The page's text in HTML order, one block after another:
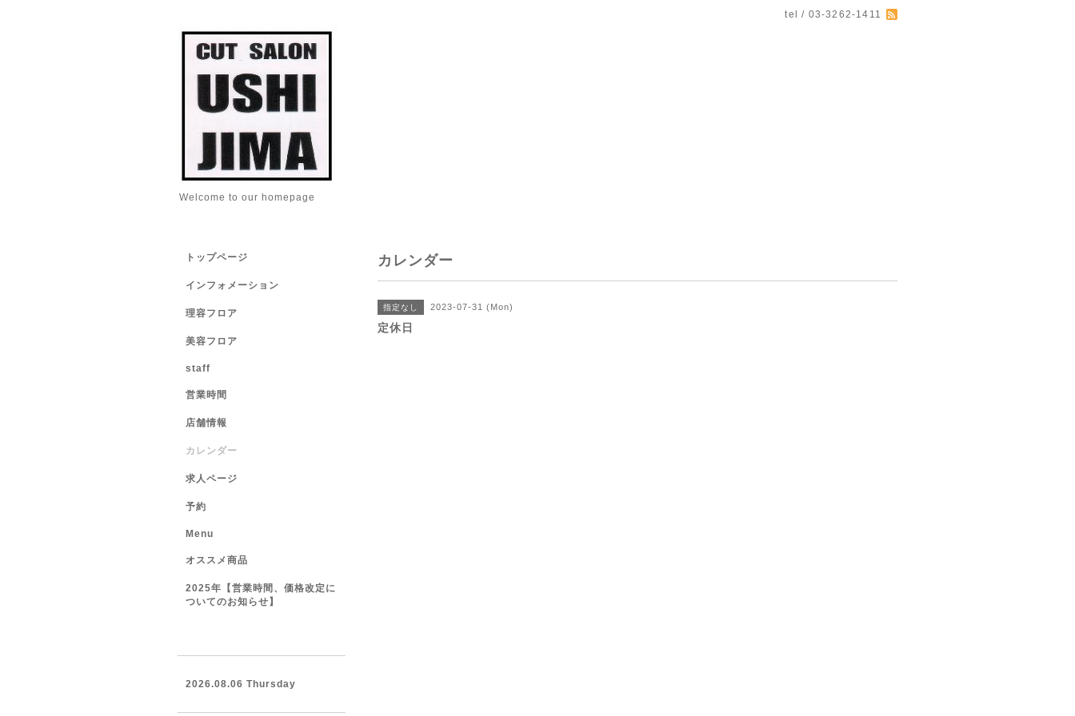
tel / 03-3262-1411
Welcome to our homepage
カレンダー
指定なし 2023-07-31 (Mon)
定休日
トップページ
インフォメーション
理容フロア
美容フロア
staff
営業時間
店舗情報
カレンダー
求人ページ
予約
Menu
オススメ商品
2025年【営業時間、価格改定に
ついてのお知らせ】
2026.08.06 Thursday